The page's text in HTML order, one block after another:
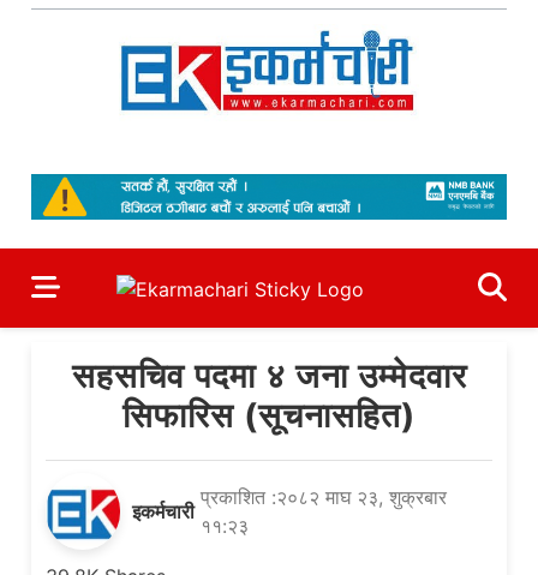
Skip
सहसचिव पदमा ४ जना उम्मेदवार
सिफारिस (सूचनासहित)
इकर्मचारी
प्रकाशित :२०८२ माघ २३, शुक्रबार
११:२३